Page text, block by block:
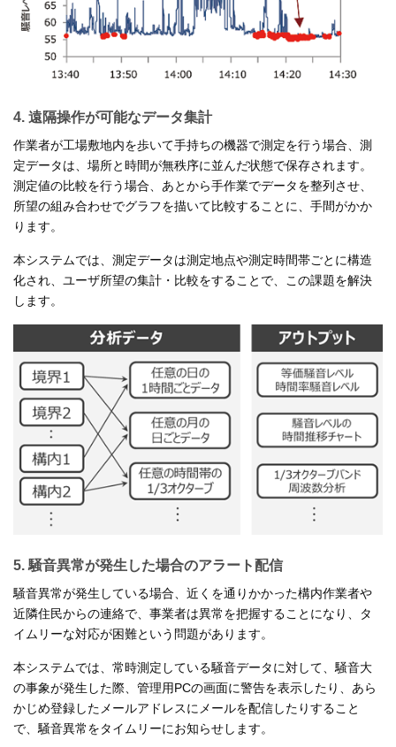
4. 遠隔操作が可能なデータ集計
作業者が工場敷地内を歩いて手持ちの機器で測定を行う場合、測
定データは、場所と時間が無秩序に並んだ状態で保存されます。
測定値の比較を行う場合、あとから手作業でデータを整列させ、
所望の組み合わせでグラフを描いて比較することに、手間がかか
ります。
本システムでは、測定データは測定地点や測定時間帯ごとに構造
化され、ユーザ所望の集計・比較をすることで、この課題を解決
します。
5. 騒音異常が発生した場合のアラート配信
騒音異常が発生している場合、近くを通りかかった構内作業者や
近隣住民からの連絡で、事業者は異常を把握することになり、タ
イムリーな対応が困難という問題があります。
本システムでは、常時測定している騒音データに対して、騒音大
の事象が発生した際、管理用PCの画面に警告を表示したり、あら
かじめ登録したメールアドレスにメールを配信したりすること
で、騒音異常をタイムリーにお知らせします。